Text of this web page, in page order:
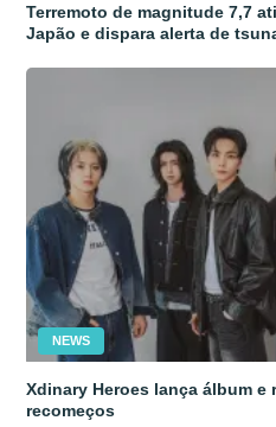
Terremoto de magnitude 7,7
Japão e dispara alerta de
NEWS
Xdinary Heroes lança álbum
recomeços